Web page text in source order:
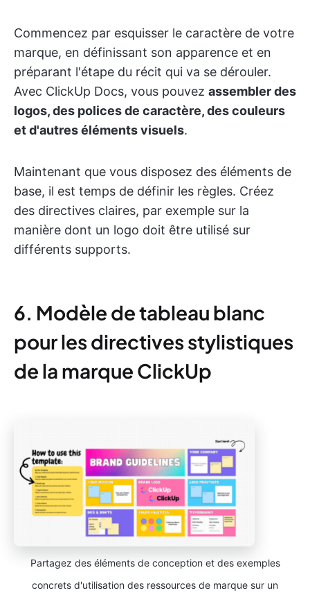
Commencez par esquisser le caractère de votre
marque, en définissant son apparence et en
préparant l'étape du récit qui va se dérouler.
Avec ClickUp Docs, vous pouvez assembler des
logos, des polices de caractère, des couleurs
et d'autres éléments visuels.
Maintenant que vous disposez des éléments de
base, il est temps de définir les règles. Créez
des directives claires, par exemple sur la
manière dont un logo doit être utilisé sur
différents supports.
6. Modèle de tableau blanc
pour les directives stylistiques
de la marque ClickUp
Partagez des éléments de conception et des exemples
concrets d'utilisation des ressources de marque sur un